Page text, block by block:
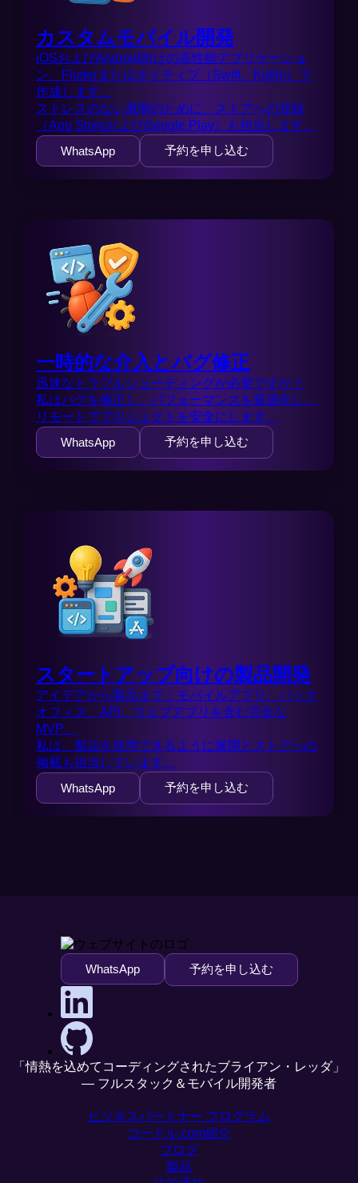
カスタムモバイル開発
iOSおよびAndroid向けの高性能アプリケーショ
ン、Flutterまたはネイティブ（Swift、Kotlin）で
作成します。
ストレスのない展開のために、ストアへの登録
（App StoreおよびGoogle Play）も担当します。
WhatsApp
予約を申し込む
一時的な介入とバグ修正
迅速なトラブルシューティングが必要ですか？
私はバグを修正し、パフォーマンスを最適化し、
リモートでプロジェクトを安全にします。
WhatsApp
予約を申し込む
スタートアップ向けの製品開発
アイデアから製品まで：モバイルアプリ、バック
オフィス、API、ウェブアプリを含む完全な
MVP。
私は、製品を使用できるように展開とストアへの
掲載も担当しています。
WhatsApp
予約を申し込む
WhatsApp 予約を申し込む
「情熱を込めてコーディングされたブライアン・レッダ」
— フルスタック＆モバイル開発者
ビジネスパートナー プログラム
コードル.com紹介
ブログ
製品